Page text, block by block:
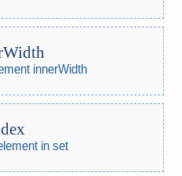
innerWidth
in set